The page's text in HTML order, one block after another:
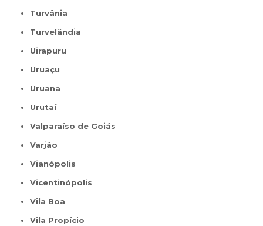
Turvânia
Turvelândia
Uirapuru
Uruaçu
Uruana
Urutaí
Valparaíso de Goiás
Varjão
Vianópolis
Vicentinópolis
Vila Boa
Vila Propício